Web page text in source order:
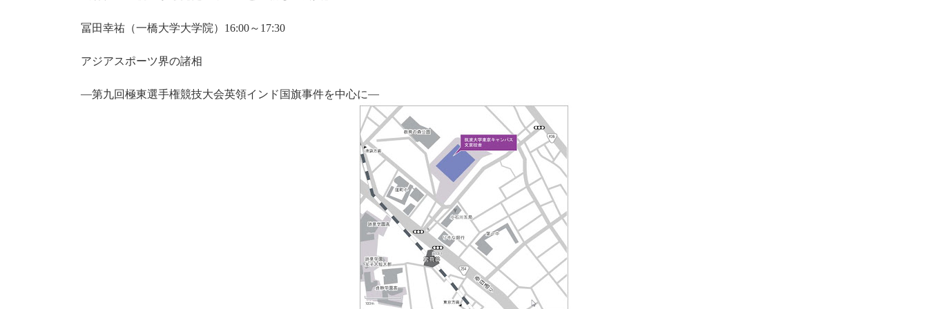
冨田幸祐（一橋大学大学院） 16:00～ 17:30
アジアスポーツ界の諸相
―第九回極東選手権競技大会英領インド国旗事件を中心に―